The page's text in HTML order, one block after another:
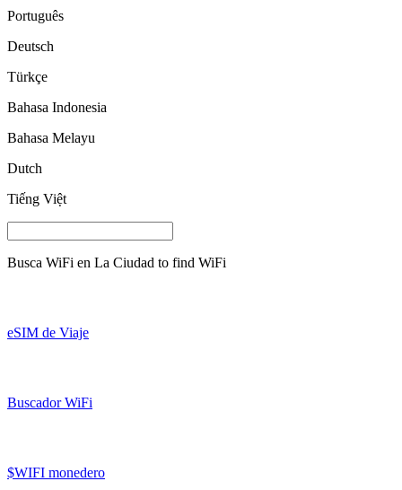
Português
Deutsch
Türkçe
Bahasa Indonesia
Bahasa Melayu
Dutch
Tiếng Việt
Busca WiFi en La Ciudad to find WiFi
eSIM de Viaje
Buscador WiFi
$WIFI monedero